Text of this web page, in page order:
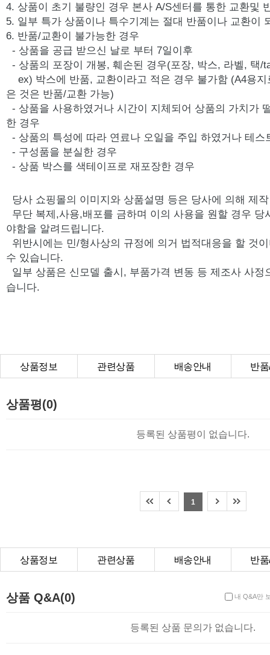
4. 상품이 초기 불량인 경우 본사 A/S센터를 통한 교환및
5. 일부 특가 상품이나 특수기계는 절대 반품이나 교환이
6. 반품/교환이 불가능한 경우
- 상품을 공급 받으신 날로 부터 7일이후
- 상품의 포장이 개봉, 훼손된 경우(포장, 박스, 라벨, 택/
ex) 박스에 반품, 교환이라고 적은 경우 불가함 (A4용지
은 것은 반품/교환 가능)
- 상품을 사용하였거나 시간이 지체되어 상품의 가치가
한 경우
- 상품의 특성에 따라 연료나 오일을 주입 하였거나 테스
- 구성품을 분실한 경우
- 상품 박스를 색테이프로 재포장한 경우
당사 쇼핑몰의 이미지와 상품설명 등은 당사에 의해 제
무단 복제,사용,배포를 금하며 이의 사용을 원할 경우 당
야함을 알려드립니다.
위반시에는 민/형사상의 규정에 의거 법적대응을 할 것
수 있습니다.
일부 상품은 신모델 출시, 부품가격 변동 등 제조사 사정
습니다.
상품정보 관련상품 배송안내 반
상품평(0)
등록된 상품평이 없습니다.
1
상품정보 관련상품 배송안내 반
상품 Q&A(0) 내 Q&A만
등록된 상품 문의가 없습니다.